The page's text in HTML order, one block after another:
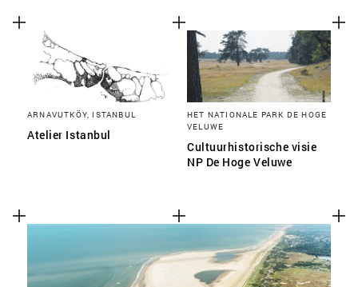
ARNAVUTKÖY, ISTANBUL
Atelier Istanbul
HET NATIONALE PARK DE HOGE
VELUWE
Cultuurhistorische visie
NP De Hoge Veluwe